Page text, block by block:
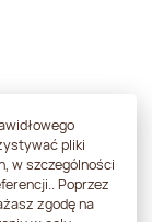
pliki
w szczególności
Poprzez
zgodę na